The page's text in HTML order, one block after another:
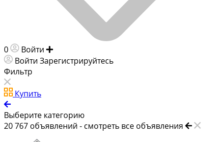
0 Войти
Войти Зарегистрируйтесь
Фильтр
Купить
Выберите категорию
20 767 объявлений - смотреть все объявления